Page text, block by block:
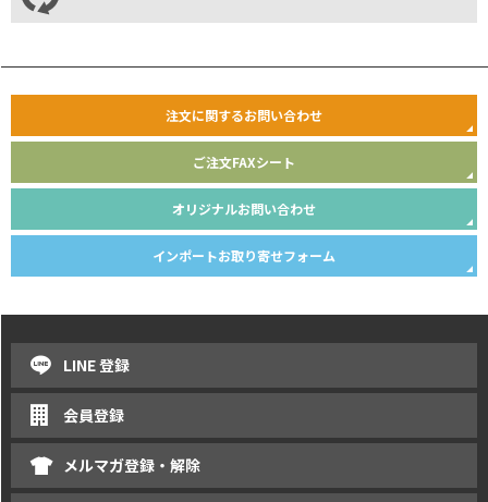
注文に関するお問い合わせ
ご注文FAXシート
オリジナルお問い合わせ
インポートお取り寄せフォーム
LINE 登録
会員登録
メルマガ登録・解除